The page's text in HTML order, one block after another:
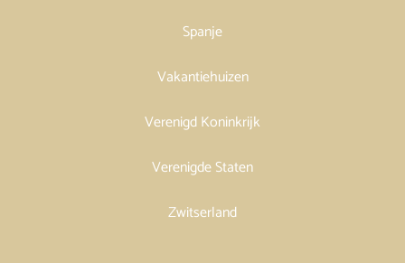
Spanje
Vakantiehuizen
Verenigd Koninkrijk
Verenigde Staten
Zwitserland